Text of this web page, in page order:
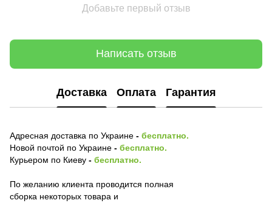
Добавьте первый отзыв
Написать отзыв
Доставка Оплата Гарантия
Адресная доставка по Украине - бесплатно.
Новой почтой по Украине - бесплатно.
Курьером по Киеву - бесплатно.
По желанию клиента проводится полная
сборка некоторых товара и